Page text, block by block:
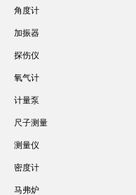
角度计
加振器
探伤仪
氧气计
计量泵
尺子测量
测量仪
密度计
马弗炉